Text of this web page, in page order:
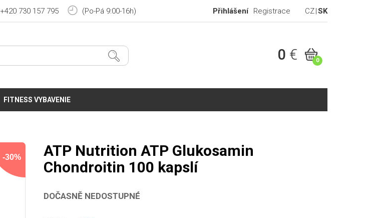
Přihlášení Registrace CZ SK
+420 730 157 795 (Po-Pá 9:00-16h)
0 € 0
FITNESS VYBAVENIE
-30%
ATP Nutrition ATP Glukosamin
Chondroitin 100 kapslí
DOČASNĚ NEDOSTUPNÉ